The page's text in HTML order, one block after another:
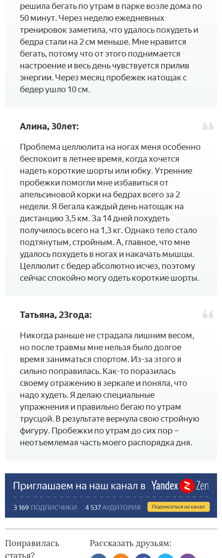
решила бегать по утрам в парке возле дома по
50 минут. Через неделю ежедневных
тренировок заметила, что удалось похудеть и
бедра стали на 2 см меньше. Мне нравится
бегать, потому что от этого поднимается
настроение и весь день чувствуется прилив
энергии. Через месяц пробежек натощак с
бедер ушло 10 см.
Алина, 30лет:
Проблема целлюлита на ногах меня особенно
беспокоит в летнее время, когда хочется
надеть короткие шорты или юбку. Утренние
пробежки помогли мне избавиться от
апельсиновой корки на бедрах всего за 2
недели. Я бегала каждый день натощак на
дистанцию 3,5 км. За 14 дней похудеть
получилось всего на 1,3 кг. Однако тело стало
подтянутым, стройным. А, главное, что мне
удалось похудеть в ногах и накачать мышцы.
Целлюлит с бедер абсолютно исчез, поэтому
сейчас спокойно могу одеть короткие шорты.
Татьяна, 23года:
Никогда раньше не страдала лишним весом,
но после травмы мне нельзя было долгое
время заниматься спортом. Из-за этого я
сильно поправилась. Как-то поразилась
своему отражению в зеркале и поняла, что
надо худеть. Я делаю специальные
упражнения и правильно бегаю по утрам
трусцой. В результате вернула свою стройную
фигуру. Пробежки по утрам до сих пор –
неотъемлемая часть моего распорядка дня.
Понравилась
статья?
Рассказать друзьям: